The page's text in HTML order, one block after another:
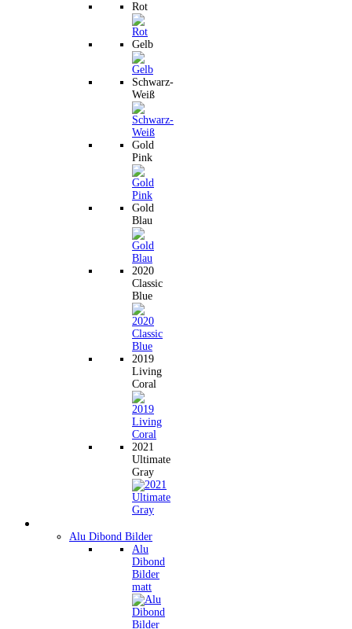
Rot
Gelb
Schwarz-
Weiß
Gold
Pink
Gold
Blau
2020
Classic
Blue
2019
Living
Coral
2021
Ultimate
Gray
Alu Dibond Bilder
Alu
Dibond
Bilder
matt